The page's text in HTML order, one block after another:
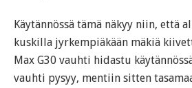
Käytännössä tämä näkyy niin, että
kuskilla jyrkempiäkään mäkiä
Max G30 vauhti hidastu
vauhti pysyy, mentiin sitten